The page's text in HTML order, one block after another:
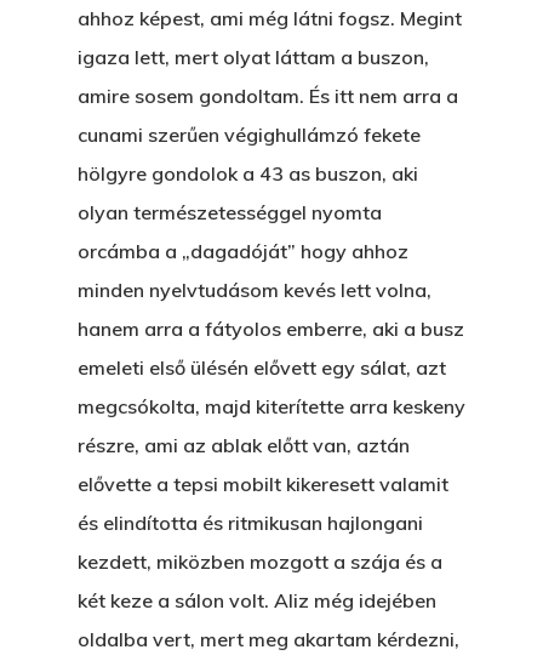
ahhoz képest, ami még látni fogsz. Megint
igaza lett, mert olyat láttam a buszon,
amire sosem gondoltam. És itt nem arra a
cunami szerűen végighullámzó fekete
hölgyre gondolok a 43 as buszon, aki
olyan természetességgel nyomta
orcámba a „dagadóját” hogy ahhoz
minden nyelvtudásom kevés lett volna,
hanem arra a fátyolos emberre, aki a busz
emeleti első ülésén elővett egy sálat, azt
megcsókolta, majd kiterítette arra keskeny
részre, ami az ablak előtt van, aztán
elővette a tepsi mobilt kikeresett valamit
és elindította és ritmikusan hajlongani
kezdett, miközben mozgott a szája és a
két keze a sálon volt. Aliz még idejében
oldalba vert, mert meg akartam kérdezni,